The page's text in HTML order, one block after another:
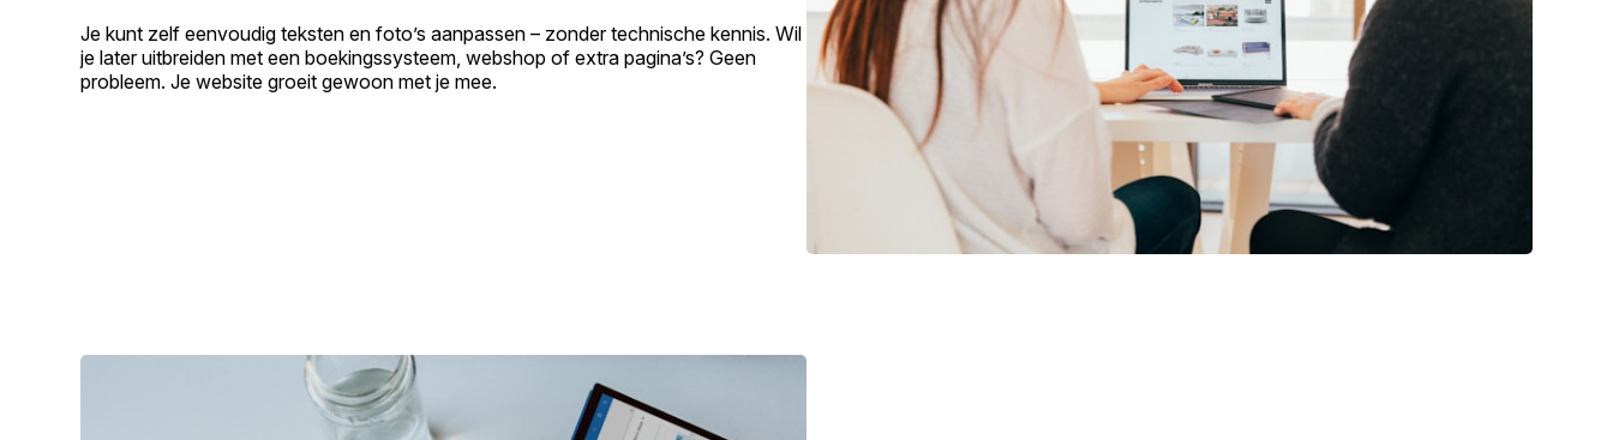
Je kunt zelf eenvoudig teksten en foto’s aanpassen – zonder technische kennis. Wil
je later uitbreiden met een boekingssysteem, webshop of extra pagina’s? Geen
probleem. Je website groeit gewoon met je mee.